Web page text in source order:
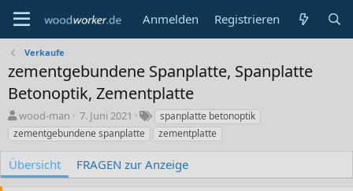
Anmelden Registrieren
Verkaufe
zementgebundene Spanplatte, Spanplatte
Betonoptik, Zementplatte
A
u
t
o
r
wood-man
C
r
e
7. Juni 2021
S
c
h
a
spanplatte betonoptik
zementgebundene spanplatte
zementplatte
Übersicht FRAGEN zur Anzeige